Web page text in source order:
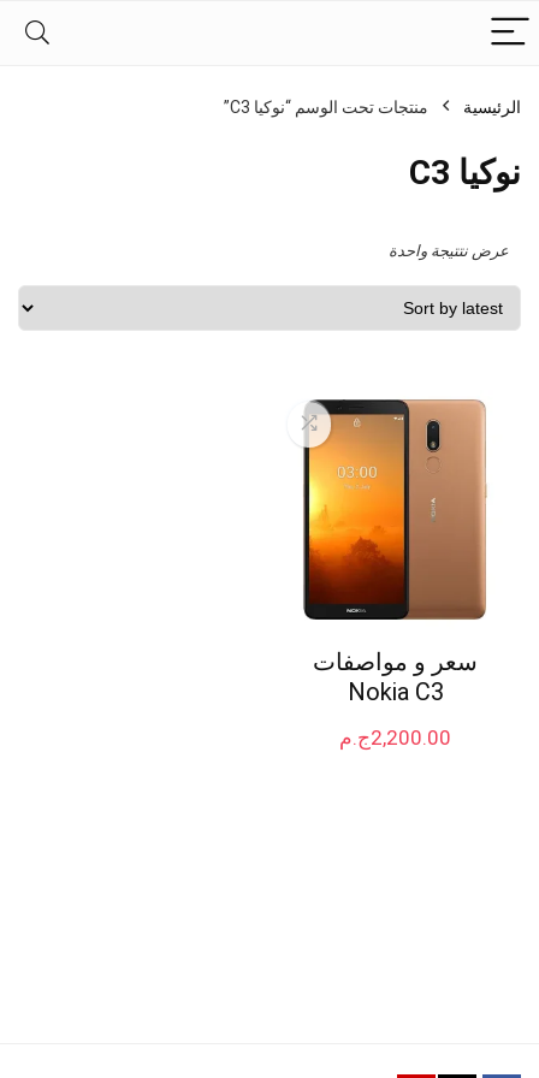
الرئيسية منتجات تحت الوسم “نوكيا C3”
نوكيا C3
عرض نتتيجة واحدة
سعر و مواصفات
Nokia C3
ج.م2,200.00